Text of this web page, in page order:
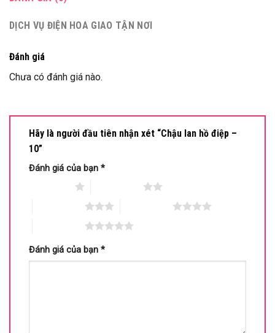
DỊCH VỤ ĐIỆN HOA GIAO TẬN NƠI
Đánh giá
Chưa có đánh giá nào.
Hãy là người đầu tiên nhận xét “Chậu lan hồ điệp –
10”
Đánh giá của bạn *
Đánh giá của bạn *